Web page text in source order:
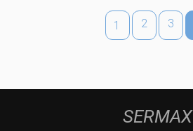
1 2 3
SERMAX